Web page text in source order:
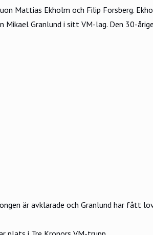
Mattias Ekholm och Filip Forsberg.
Mikael Granlund i sitt VM-lag. Den 30-
är avklarade och Granlund har